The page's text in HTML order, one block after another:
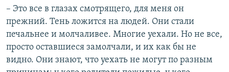
– Это все в глазах смотрящего, для меня он
прежний. Тень ложится на людей. Они стали
печальнее и молчаливее. Многие уехали. Но не все,
просто оставшиеся замолчали, и их как бы не
видно. Они знают, что уехать не могут по разным